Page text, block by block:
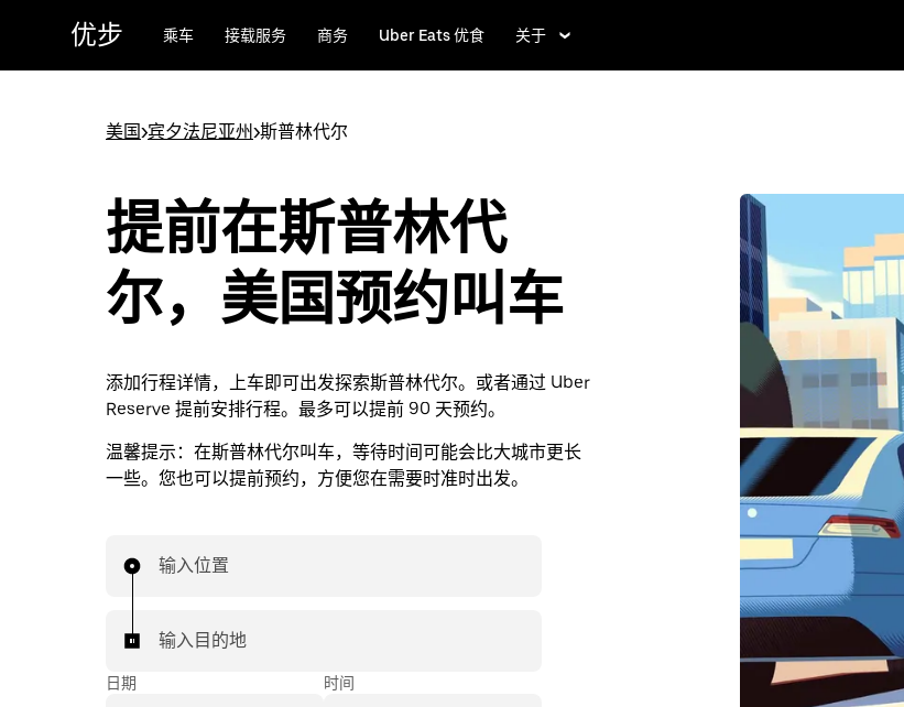
优步 乘车 接载服务 商务 Uber Eats 优食 关于
美国>宾夕法尼亚州>斯普林代尔
提前在斯普林代
尔，美国预约叫车
添加行程详情，上车即可出发探索斯普林代尔。或者通过 Uber
Reserve 提前安排行程。最多可以提前 90 天预约。
温馨提示： 在斯普林代尔叫车，等待时间可能会比大城市更长
一些。您也可以提前预约，方便您在需要时准时出发。
输入位置
输入目的地
日期 时间